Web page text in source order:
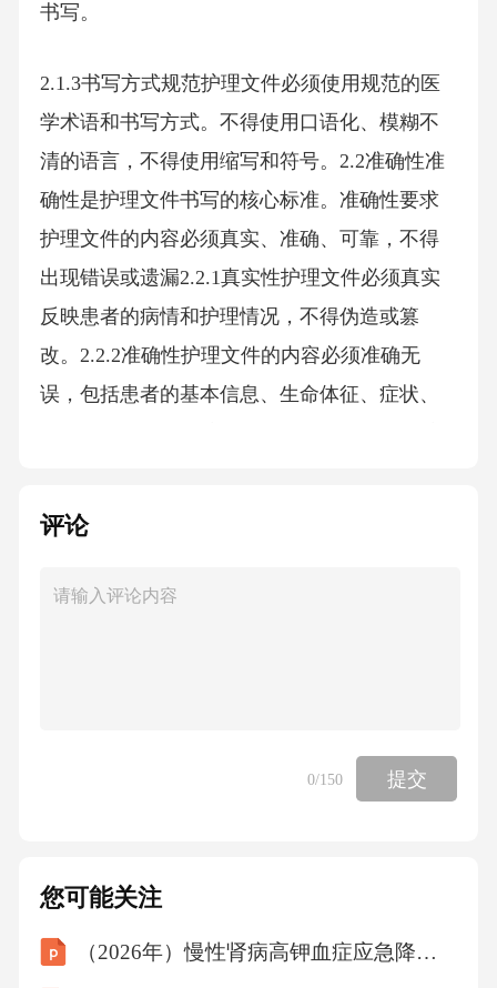
书写。
2.1.3书写方式规范护理文件必须使用规范的医
学术语和书写方式。不得使用口语化、模糊不
清的语言，不得使用缩写和符号。2.2准确性准
确性是护理文件书写的核心标准。准确性要求
护理文件的内容必须真实、准确、可靠，不得
出现错误或遗漏2.2.1真实性护理文件必须真实
反映患者的病情和护理情况，不得伪造或篡
改。2.2.2准确性护理文件的内容必须准确无
误，包括患者的基本信息、生命体征、症状、
作提供依据。2.3.1何时书写护理文件必须在护
才书写。2.3.2书写时间护理文件需在规定时间
要标准。及时性要求护理文件必须在规定的时
的内容必须全面、完整，不得遗漏重要信息
2.4.1内容完整性护理文件的内容必须全面，包
评论
0/150 提交
您可能关注
（2026年）慢性肾病高钾血症应急降钾护理查房课件